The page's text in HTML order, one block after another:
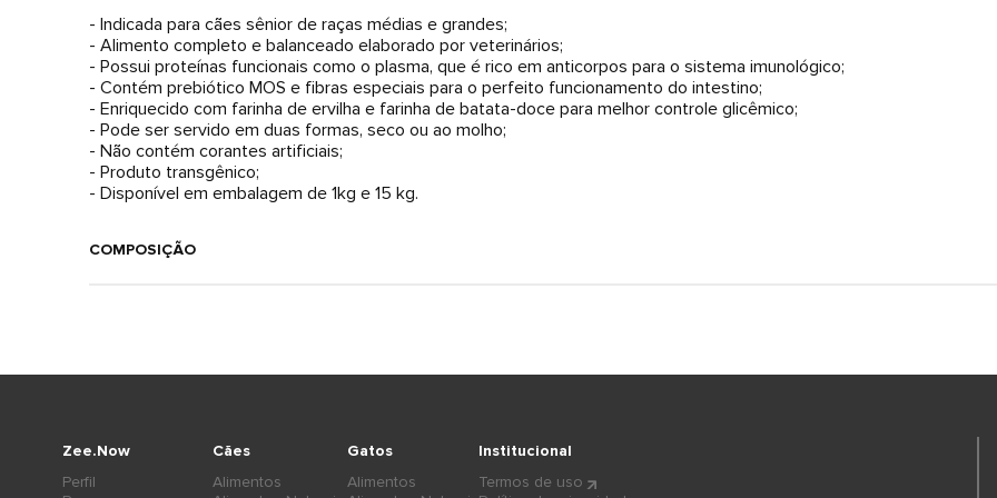
- Indicada para cães sênior de raças médias e grandes;
- Alimento completo e balanceado elaborado por veterinários;
- Possui proteínas funcionais como o plasma, que é rico em anticorpos para o sistema imunológico;
- Contém prebiótico MOS e fibras especiais para o perfeito funcionamento do intestino;
- Enriquecido com farinha de ervilha e farinha de batata-doce para melhor controle glicêmico;
- Pode ser servido em duas formas, seco ou ao molho;
- Não contém corantes artificiais;
- Produto transgênico;
- Disponível em embalagem de 1kg e 15 kg.
COMPOSIÇÃO
Cães
Alimentos
Gatos
Alimentos
Zee.Now
Perfil
Institucional
Termos de uso